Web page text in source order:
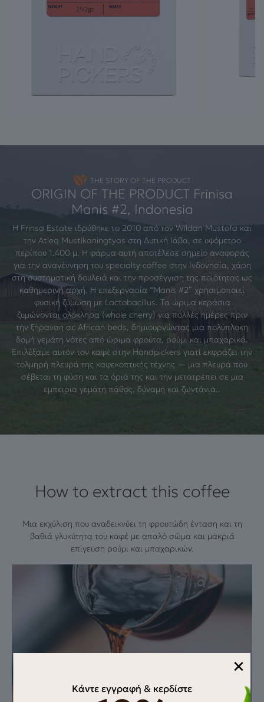
THE STORY OF THE PRODUCT
ORIGIN OF THE PRODUCT Frinisa
Manis #2, Indonesia
Η Frinsa Estate ιδρύθηκε το 2010 από τον Wildan Mustofa και
την Atieq Mustikaningtyas στη Δυτική Ιάβα, σε υψόμετρο
περίπου 1.400 μ. Η φάρμα αυτή αποτέλεσε σημείο αναφοράς
για την αναγέννηση του specialty coffee στην Ινδονησία, χάρη
στη συστηματική δουλειά και την προσέγγιση της ποιότητας ως
καθημερινή αρχή. Η επεξεργασία “Manis #2” χρησιμοποιεί
φυσική ζύμωση με Lactobacillus. Τα ώριμα κεράσια
ζυμώνονται ολόκληρα (whole cherry) για πολλές ημέρες πριν
την ξήρανση σε African beds, δημιουργώντας μια πολύπλοκη
δομή γεμάτη νότες από ώριμα φρούτα, ρούμι και μπαχαρικά.
Επιλέξαμε αυτόν τον καφέ στην Handpickers γιατί εκφράζει την
τολμηρή πλευρά της καφεκοπτικής τέχνης — μια πλευρά που
σέβεται τη φύση και τα όριά της και την μετατρέπει σε μια
εμπειρία γεμάτη πάθος, δύναμη και ζωντάνια..
How to extract this coffee
Μια εκχύλιση που αναδεικνύει τη φρουτώδη ένταση και τη
βαθιά γλυκύτητα του καφέ με απαλό σώμα και μακριά
επίγευση ρούμι και μπαχαρικών.
×
Κάντε εγγραφή & κερδίστε